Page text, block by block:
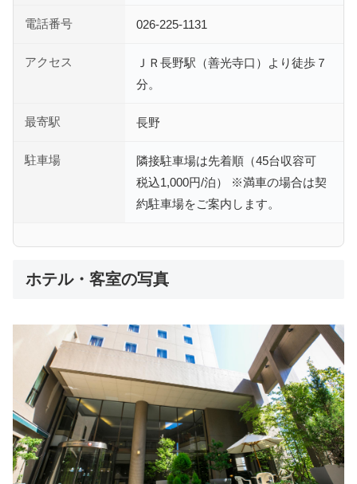
電話番号 026-225-1131
アクセス
ＪＲ長野駅（善光寺口）より徒歩７
分。
最寄駅 長野
駐車場
隣接駐車場は先着順（45台収容可
税込1,000円/泊） ※満車の場合は契
約駐車場をご案内します。
ホテル・客室の写真